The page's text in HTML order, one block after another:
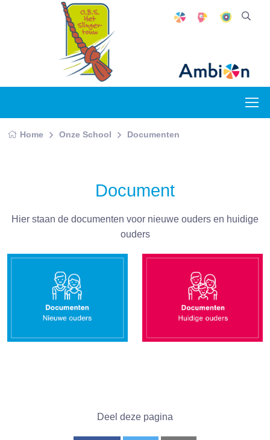
Home Onze School Documenten
Document
Hier staan de documenten voor nieuwe ouders en huidige
ouders
Deel deze pagina